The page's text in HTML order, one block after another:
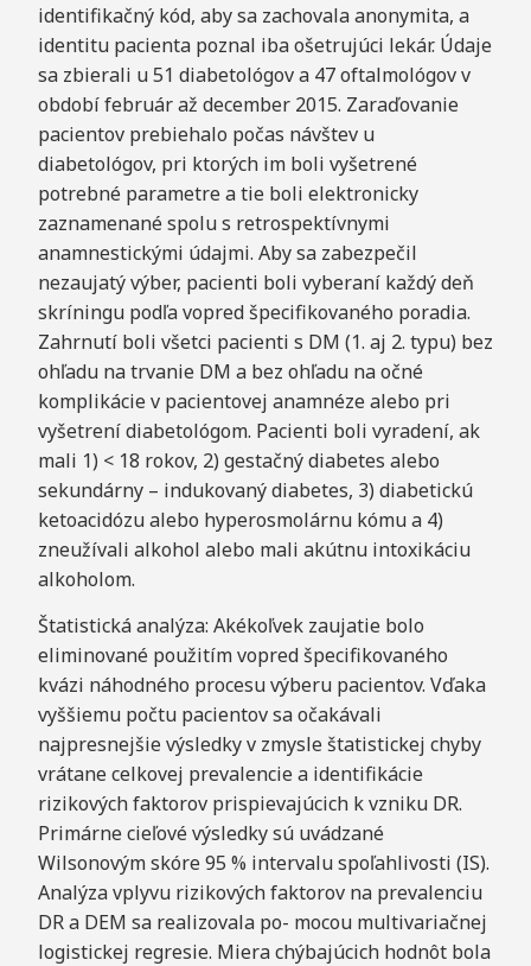
identifikačný kód, aby sa zachovala anonymita, a
identitu pacienta poznal iba ošetrujúci lekár. Údaje
sa zbierali u 51 diabetológov a 47 oftalmológov v
období február až december 2015. Zaraďovanie
pacientov prebiehalo počas návštev u
diabetológov, pri ktorých im boli vyšetrené
potrebné parametre a tie boli elektronicky
zaznamenané spolu s retrospektívnymi
anamnestickými údajmi. Aby sa zabezpečil
nezaujatý výber, pacienti boli vyberaní každý deň
skríningu podľa vopred špecifikovaného poradia.
Zahrnutí boli všetci pacienti s DM (1. aj 2. typu) bez
ohľadu na trvanie DM a bez ohľadu na očné
komplikácie v pacientovej anamnéze alebo pri
vyšetrení diabetológom. Pacienti boli vyradení, ak
mali 1) < 18 rokov, 2) gestačný diabetes alebo
sekundárny – indukovaný diabetes, 3) diabetickú
ketoacidózu alebo hyperosmolárnu kómu a 4)
zneužívali alkohol alebo mali akútnu intoxikáciu
alkoholom.
Štatistická analýza: Akékoľvek zaujatie bolo
eliminované použitím vopred špecifikovaného
kvázi náhodného procesu výberu pacientov. Vďaka
vyššiemu počtu pacientov sa očakávali
najpresnejšie výsledky v zmysle štatistickej chyby
vrátane celkovej prevalencie a identifikácie
rizikových faktorov prispievajúcich k vzniku DR.
Primárne cieľové výsledky sú uvádzané
Wilsonovým skóre 95 % intervalu spoľahlivosti (IS).
Analýza vplyvu rizikových faktorov na prevalenciu
DR a DEM sa realizovala po- mocou multivariačnej
logistickej regresie. Miera chýbajúcich hodnôt bola